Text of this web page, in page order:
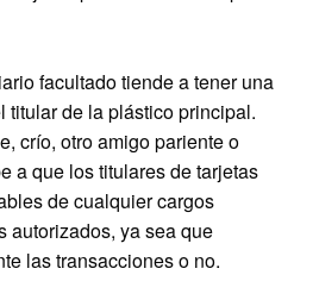
facultado tiende a tener una
titular de la plástico principal.
crío, otro amigo pariente o
a que los titulares de tarjetas
de cualquier cargos
autorizados, ya sea que
las transacciones o no.